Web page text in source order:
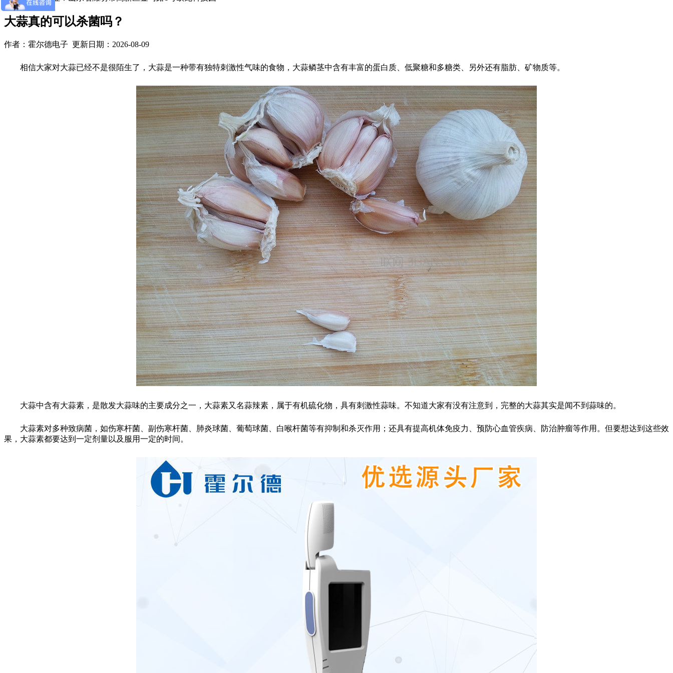
大蒜真的可以杀菌吗？
作者：霍尔德电子 更新日期：2026-08-09
相信大家对大蒜已经不是很陌生了，大蒜是一种带有独特刺激性气味的食物，大蒜鳞茎中含有丰富的蛋白质、低聚糖和多糖类、另外还有脂肪、矿物质等。
大蒜中含有大蒜素，是散发大蒜味的主要成分之一，大蒜素又名蒜辣素，属于有机硫化物，具有刺激性蒜味。不知道大家有没有注意到，完整的大蒜其实是闻不到蒜味的。
大蒜素对多种致病菌，如伤寒杆菌、副伤寒杆菌、肺炎球菌、葡萄球菌、白喉杆菌等有抑制和杀灭作用；还具有提高机体免疫力、预防心血管疾病、防治肿瘤等作用。但要想达到这些效
果，大蒜素都要达到一定剂量以及服用一定的时间。